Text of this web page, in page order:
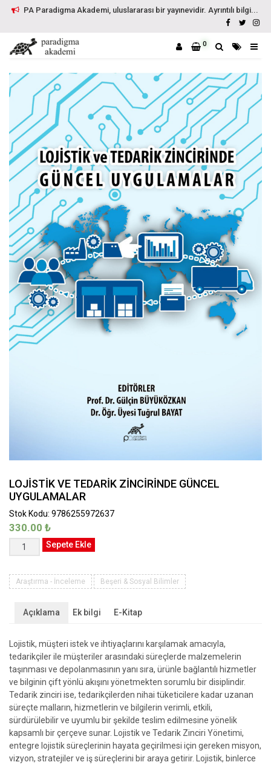
PA Paradigma Akademi, uluslararası bir yayınevidir. Ayrıntılı bilgi...
0
LOJİSTİK VE TEDARİK ZİNCİRİNDE GÜNCEL
UYGULAMALAR
Stok Kodu: 9786255972637
330.00 ₺
LOJİSTİK
VE
ZİNCİRİNDE
UYGULAMALAR
Sepete Ekle
Araştırma - İnceleme Beşeri & Sosyal Bilimler
Açıklama Ek bilgi E-Kitap
Lojistik, müşteri istek ve ihtiyaçlarını karşılamak amacıyla,
tedarikçiler ile müşteriler arasındaki süreçlerde malzemelerin
taşınması ve depolanmasının yanı sıra, ürünle bağlantılı hizmetler
ve bilginin çift yönlü akışını yönetmekten sorumlu bir disiplindir.
Tedarik zinciri ise, tedarikçilerden nihai tüketicilere kadar uzanan
süreçte malların, hizmetlerin ve bilgilerin verimli, etkili,
sürdürülebilir ve uyumlu bir şekilde teslim edilmesine yönelik
kapsamlı bir çerçeve sunar. Lojistik ve Tedarik Zinciri Yönetimi,
entegre lojistik süreçlerinin hayata geçirilmesi için gereken misyon,
vizyon, stratejiler ve iş süreçlerini bir araya getirir. Lojistik, binlerce